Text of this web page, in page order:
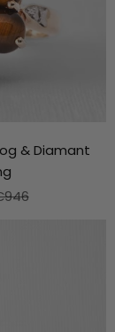
& Diamant
prijs